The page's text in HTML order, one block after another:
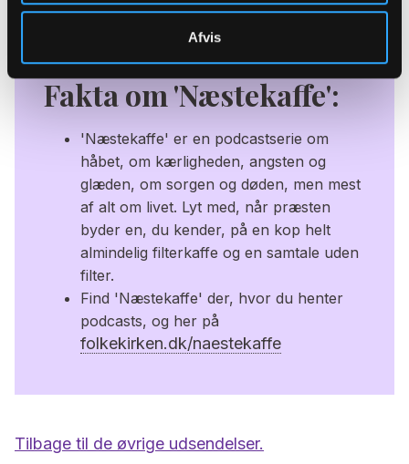
Afvis
Fakta om 'Næstekaffe':
'Næstekaffe' er en podcastserie om
håbet, om kærligheden, angsten og
glæden, om sorgen og døden, men mest
af alt om livet. Lyt med, når præsten
byder en, du kender, på en kop helt
almindelig filterkaffe og en samtale uden
filter.
Find 'Næstekaffe' der, hvor du henter
podcasts, og her på
folkekirken.dk/naestekaffe
Tilbage til de øvrige udsendelser.